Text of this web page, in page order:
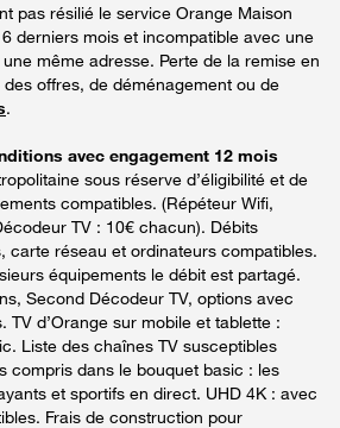
pas résilié le service Orange Maison
derniers mois et incompatible avec une
même adresse. Perte de la remise en
des offres, de déménagement ou de
.
avec engagement 12 mois
sous réserve d’éligibilité et de
compatibles. (Répéteur Wifi,
TV : 10€ chacun). Débits
carte réseau et ordinateurs compatibles.
équipements le débit est partagé.
Second Décodeur TV, options avec
TV d’Orange sur mobile et tablette :
Liste des chaînes TV susceptibles
compris dans le bouquet basic : les
et sportifs en direct. UHD 4K : avec
Frais de construction pour